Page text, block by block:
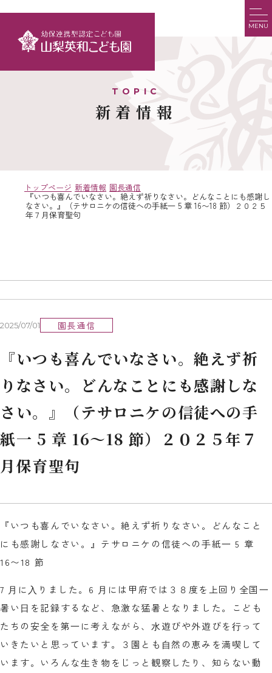
MENU
新着情報
トップページ 新着情報 園長通信
『いつも喜んでいなさい。絶えず祈りなさい。どんなことにも感謝し
なさい。』（テサロニケの信徒への⼿紙⼀ 5 章 16〜18 節）２０２５
年７月保育聖句
2025/07/01 園長通信
『いつも喜んでいなさい。絶えず祈
りなさい。どんなことにも感謝しな
さい。』（テサロニケの信徒への⼿
紙⼀ 5 章 16〜18 節）２０２５年７
月保育聖句
『いつも喜んでいなさい。絶えず祈りなさい。どんなこと
にも感謝しなさい。』テサロニケの信徒への⼿紙⼀ 5 章
16〜18 節
7 ⽉に⼊りました。6 ⽉には甲府では３８度を上回り全国⼀
暑い⽇を記録するなど、急激な猛暑となりました。こども
たちの安全を第⼀に考えながら、⽔遊びや外遊びを⾏って
いきたいと思っています。３園とも⾃然の恵みを満喫して
います。いろんな⽣き物をじっと観察したり、知らない動